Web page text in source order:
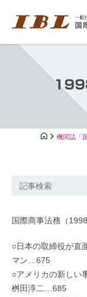
機関誌「
国際商事法務（
○日本の取締役が直
マン…675
○アメリカの新しい
桝田淳二…685